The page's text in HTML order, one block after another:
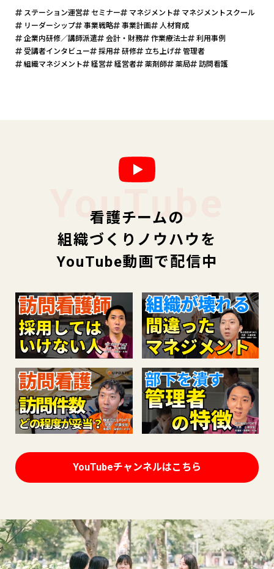
ステーション運営 セミナー マネジメント
マネジメントスクール
リーダーシップ
事業戦略 事業計画
人材育成
企業内研修／講師派遣
会計・財務 作業療法士
利用事例
受講者インタビュー
採用 研修 立ち上げ
管理者
組織マネジメント
経営 経営者 薬剤師 薬局 訪問看護
YouTube
看護チームの
組織づくりノウハウを
YouTube動画で配信中
YouTubeチャンネルはこちら